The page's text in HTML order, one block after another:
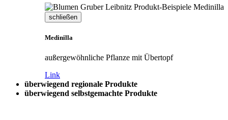
schließen
Medinilla
außergewöhnliche Pflanze mit Übertopf
Link
überwiegend regionale Produkte
überwiegend selbstgemachte Produkte